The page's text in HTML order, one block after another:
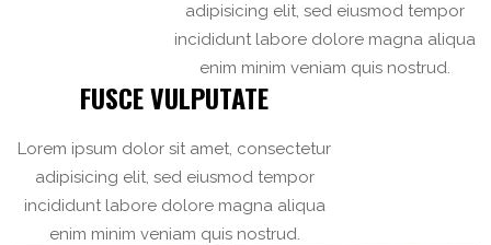
adipisicing elit, sed eiusmod tempor
incididunt labore dolore magna aliqua
enim minim veniam quis nostrud.
FUSCE VULPUTATE
Lorem ipsum dolor sit amet, consectetur
adipisicing elit, sed eiusmod tempor
incididunt labore dolore magna aliqua
enim minim veniam quis nostrud.